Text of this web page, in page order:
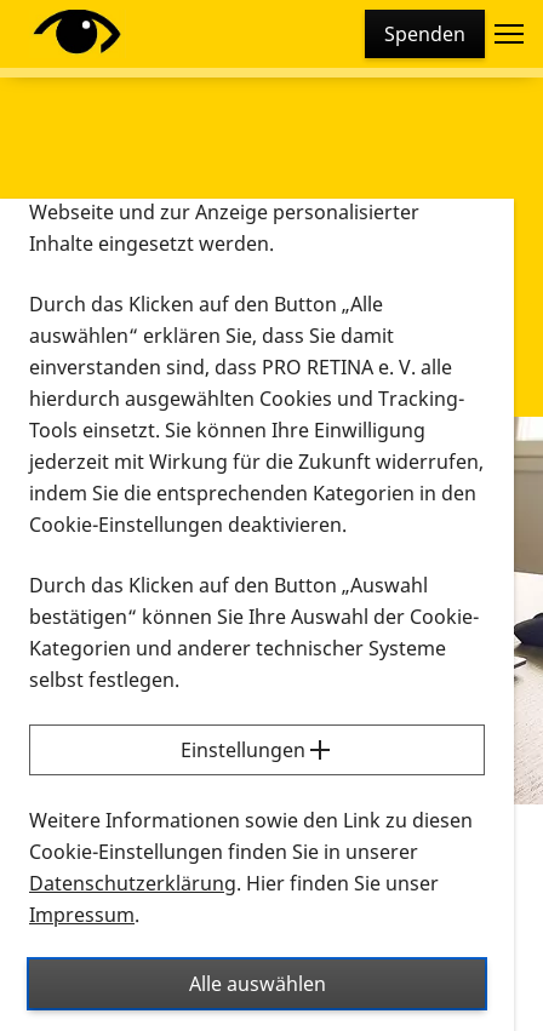
Spenden
Infomaterial
Infomaterial
Vorlesen
Alle Infomaterialien in verschiedenen
Formaten an einem Ort
Sie möchten wissen, wie Sie nach Infonmaterial
suchen und dieses bestellen bzw. herunterladen
können? Schauen Sie sich dieErklärvideos zum
Thema Infomaterial auf der PRO RETINA-Website
für blinde und sehbehinderte Menschen an.
Auf dieser Seite finden Sie sämtliches Infomaterial
Ort. Nutzen Sie den Formatfilter, um ausschließlich
nach Flyern und Broschüren, Audios oder Videos zu
Diese Webseite setzt verschiedene Cookies und
Tracking-Tools ein. Dies beinhaltet Cookies und
Webseite und zur Anzeige personalisierter
Inhalte eingesetzt werden.
Durch das Klicken auf den Button „Alle
auswählen“ erklären Sie, dass Sie damit
einverstanden sind, dass PRO RETINA e. V. alle
hierdurch ausgewählten Cookies und Tracking-
Tools einsetzt. Sie können Ihre Einwilligung
jederzeit mit Wirkung für die Zukunft widerrufen,
indem Sie die entsprechenden Kategorien in den
Cookie-Einstellungen deaktivieren.
Durch das Klicken auf den Button „Auswahl
bestätigen“ können Sie Ihre Auswahl der Cookie-
Kategorien und anderer technischer Systeme
selbst festlegen.
Einstellungen
Weitere Informationen sowie den Link zu diesen
Cookie-Einstellungen finden Sie in unserer
Datenschutzerklärung. Hier finden Sie unser
Impressum.
Alle auswählen